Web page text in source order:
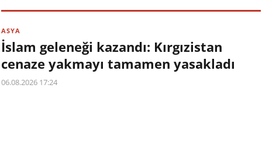
ASYA
İslam geleneği kazandı: Kırgızistan
cenaze yakmayı tamamen yasakladı
06.08.2026 17:24